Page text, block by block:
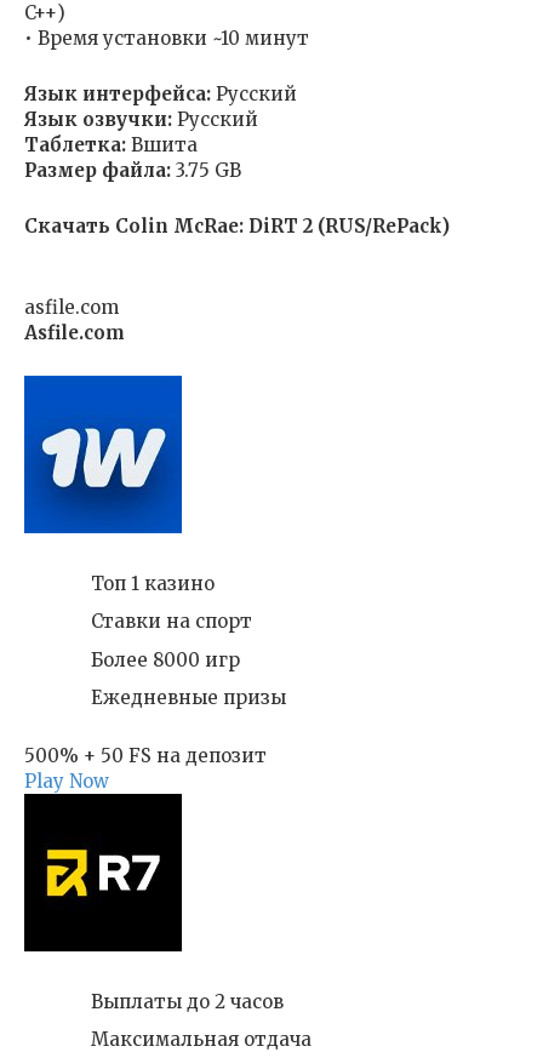
C++)
• Время установки ~10 минут
Язык интерфейса: Русский
Язык озвучки: Русский
Таблетка: Вшита
Размер файла: 3.75 GB
Скачать Colin McRae: DiRT 2 (RUS/RePack)
asfile.com
Asfile.com
Топ 1 казино
Ставки на спорт
Более 8000 игр
Ежедневные призы
500% + 50 FS на депозит
Play Now
Выплаты до 2 часов
Максимальная отдача